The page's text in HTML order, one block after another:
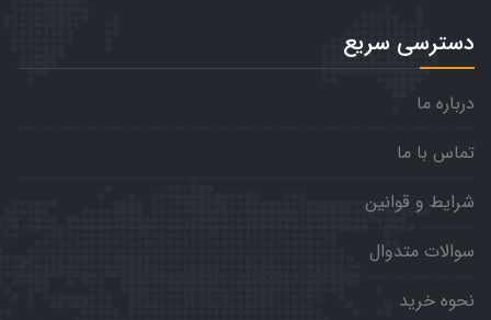
دسترسی سریع
درباره ما
تماس با ما
شرایط و قوانین
سوالات متدوال
نحوه خرید